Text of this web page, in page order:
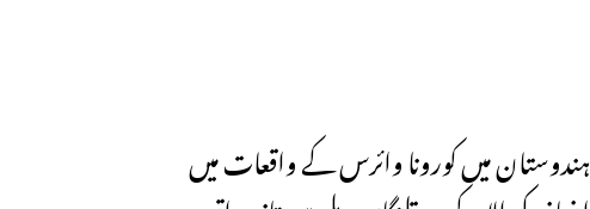
ہندوستان میں کورونا وائرس کے واقعات میں